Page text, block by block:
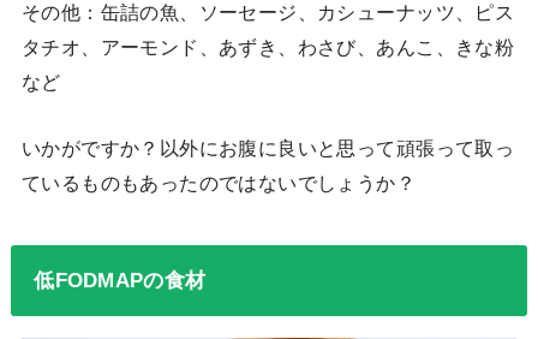
その他：缶詰の魚、ソーセージ、カシューナッツ、ピス
タチオ、アーモンド、あずき、わさび、あんこ、きな粉
など
いかがですか？以外にお腹に良いと思って頑張って取っ
ているものもあったのではないでしょうか？
低FODMAPの食材